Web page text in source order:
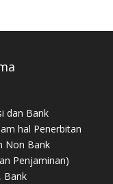
dan Bank
hal Penerbitan
Non Bank
Penjaminan)
Bank